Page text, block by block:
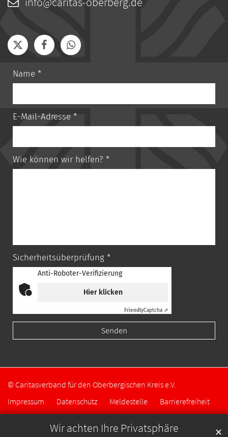
Wir achten Ihre Privatsphäre ✕
Name *
E-Mail-Adresse *
Wie können wir helfen? *
Sicherheitsüberprüfung *
Anti-Roboter-Verifizierung
Hier klicken
FriendlyCaptcha ⇗
© Caritasverband für den Oberbergischen Kreis e.V.
Impressum
Datenschutz Meldestelle Barrierefreiheit